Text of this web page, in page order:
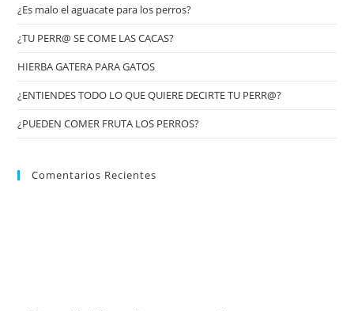
¿Es malo el aguacate para los perros?
¿TU PERR@ SE COME LAS CACAS?
HIERBA GATERA PARA GATOS
¿ENTIENDES TODO LO QUE QUIERE DECIRTE TU PERR@?
¿PUEDEN COMER FRUTA LOS PERROS?
Comentarios Recientes